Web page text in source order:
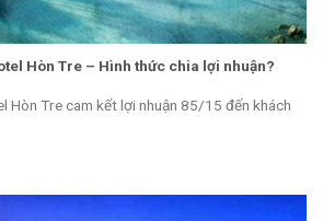
Hòn Tre – Hình thức chia lợi nhuận?
Hòn Tre cam kết lợi nhuận 85/15 đến khách